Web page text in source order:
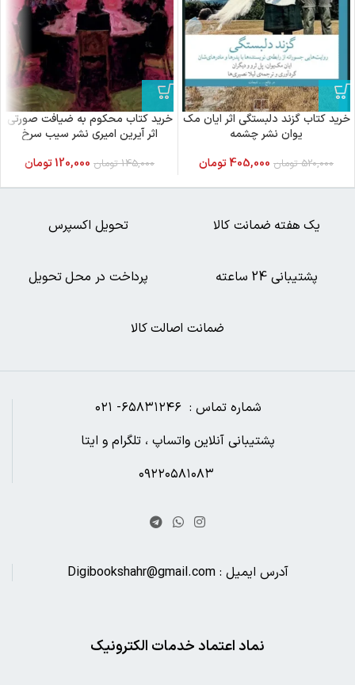
خرید کتاب گزند دلبستگی اثر ایان مک
یوان نشر چشمه
520,000 تومان 405,000تومان
خرید کتاب محکوم به ضیافت صورتی
اثر آیرین امیری نشر سیب سرخ
145,000 تومان 120,000تومان
ضمانت اصالت کالا
پرداخت در محل تحویل پشتیبانی 24 ساعته
تحویل اکسپرس یک هفته ضمانت کالا
شماره تماس : ۶۵۸۳۱۲۴۶- ۰۲۱
پشتیبانی آنلاین واتساپ ، تلگرام و ایتا
آدرس ایمیل : Digibookshahr@gmail.com
نماد اعتماد خدمات الکترونیک